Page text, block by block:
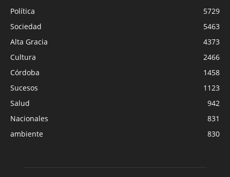
Política
5729
Sociedad
5463
Alta Gracia
4373
Cultura
2466
Córdoba
1458
Sucesos
1123
Salud
942
Nacionales
831
ambiente
830